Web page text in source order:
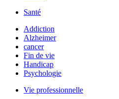
Santé
Addiction
Alzheimer
cancer
Fin de vie
Handicap
Psychologie
Vie professionnelle